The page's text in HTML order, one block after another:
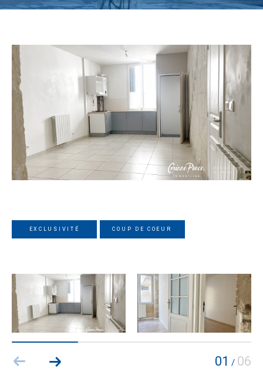
EXCLUSIVITÉ COUP DE COEUR
01 / 06